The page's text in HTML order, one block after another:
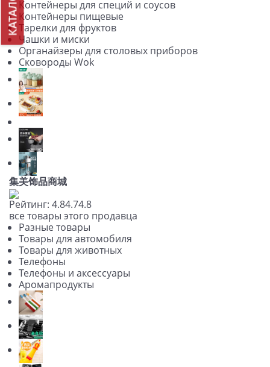
КАТАЛОГКонтейнеры для специй и соусов
Контейнеры пищевые
Тарелки для фруктов
Чашки и миски
Органайзеры для столовых приборов
Сковороды Wok
集美饰品商城
Рейтинг: 4.84.74.8
все товары этого продавца
Разные товары
Товары для автомобиля
Товары для животных
Телефоны
Телефоны и аксессуары
Аромапродукты